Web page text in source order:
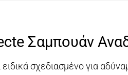
Σαμπουάν
σχεδιασμένο για